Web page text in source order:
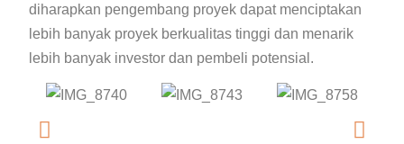
diharapkan pengembang proyek dapat menciptakan
lebih banyak proyek berkualitas tinggi dan menarik
lebih banyak investor dan pembeli potensial.